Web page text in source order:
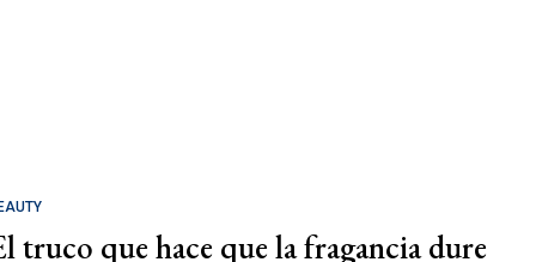
truco que hace que la fragancia dure